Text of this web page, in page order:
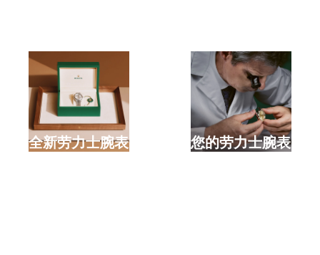
选购全新劳力士腕表 检修您的劳力士腕表